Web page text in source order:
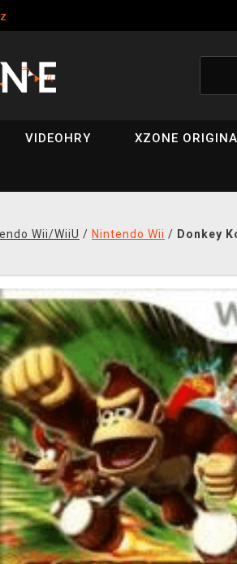
VIDEOHRY XZONE
Wii/WiiU / Nintendo Wii / Donkey